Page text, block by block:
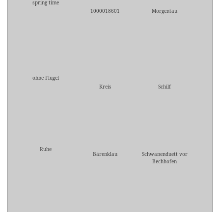
spring time
1000018601
Morgentau
ohne Flügel
Kreis
Schilf
Ruhe
Bärenklau
Schwanenduett vor
Bechhofen